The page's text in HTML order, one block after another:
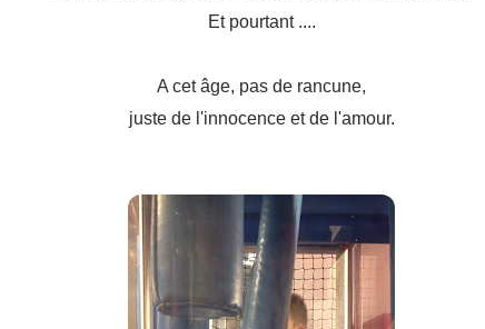
Et pourtant ....
A cet âge, pas de rancune,
juste de l'innocence et de l'amour.